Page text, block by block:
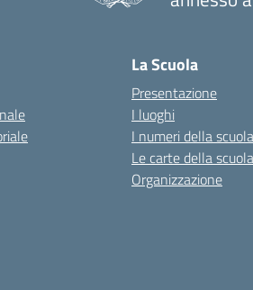
La Scuola
Presentazione
I luoghi
I numeri della scuola
Le carte della scuola
Organizzazione